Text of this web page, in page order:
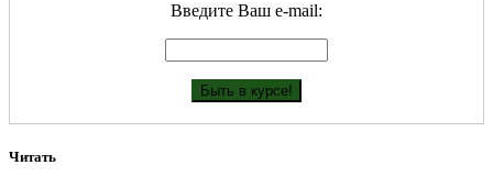
Введите Ваш е-mail:
Читать